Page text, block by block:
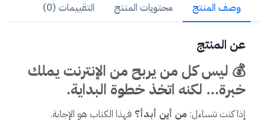
وصف المنتج محتويات المنتج التقييمات (0)
عن المنتج
💰 ليس كل من يربح من الإنترنت يملك
خبرة... لكنه اتخذ خطوة البداية.
إذا كنت تتساءل: من أين أبدأ؟ فهذا الكتاب هو الإجابة.